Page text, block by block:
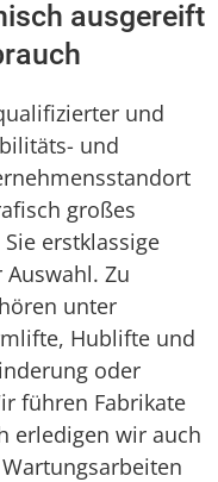
ausgereift
und
und
großes
erstklassige
Zu
unter
Hublifte und
oder
führen Fabrikate
erledigen wir auch